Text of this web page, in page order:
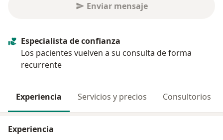
Enviar mensaje
Especialista de confianza
Los pacientes vuelven a su consulta de forma
recurrente
Experiencia Servicios y precios Consultorios
Experiencia